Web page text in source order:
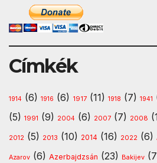
Címkék
1914 (6) 1916 (6) 1917 (11) 1918 (7) 1941
(5) 1991 (9) 2004 (6) 2007 (7) 2008
2012 (5) 2013 (10) 2014 (16) 2022 (6)
Azarov (6) Azerbajdzsán (23) Bakijev